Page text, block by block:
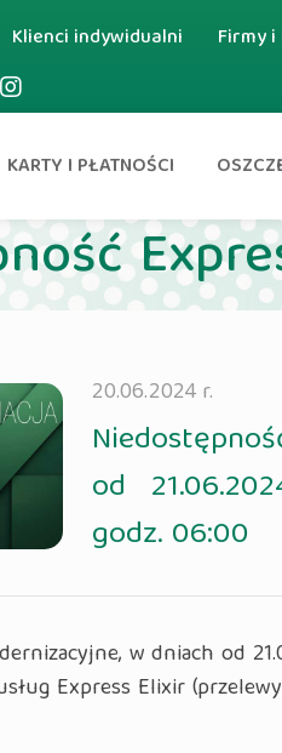
Klienci indywidualni Firmy
KARTY I PŁATNOŚCI
20.06.2024 r.
od
godz. 06:00
w dniach od
Express Elixir